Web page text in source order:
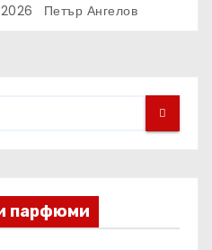
2 000 патентни
Петър Ангелов
парфюми